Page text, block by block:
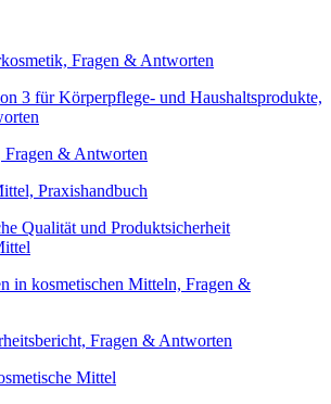
Fragen & Antworten
3 für Körperpflege- und Haushaltsprodukte,
Fragen & Antworten
Praxishandbuch
Qualität und Produktsicherheit
in kosmetischen Mitteln, Fragen &
Fragen & Antworten
Mittel